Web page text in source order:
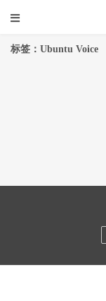
标签：Ubuntu Voice